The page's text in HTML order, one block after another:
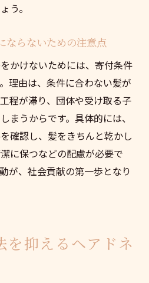
う。
ならないための注意点
かけないためには、寄付条件
理由は、条件に合わない髪が
程が滞り、団体や受け取る子
まうからです。具体的には、
確認し、髪をきちんと乾かし
に保つなどの配慮が必要で
が、社会貢献の第一歩となり
を抑えるヘアドネ